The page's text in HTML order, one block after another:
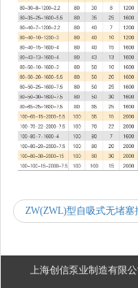
ZW(ZWL)型自吸式无堵塞
上海创信泵业制造有限公